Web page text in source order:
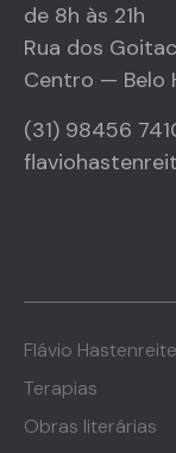
de 8h às 21h
Rua dos
Centro — Belo
(31) 98456
Flávio
Terapias
Obras literárias